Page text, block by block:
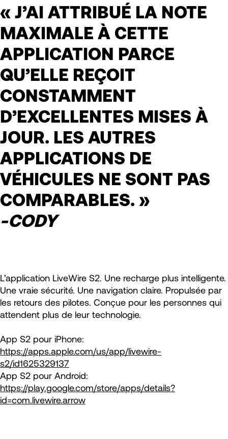
« J’AI ATTRIBUÉ LA NOTE
MAXIMALE À CETTE
APPLICATION PARCE
QU’ELLE REÇOIT
CONSTAMMENT
D’EXCELLENTES MISES À
JOUR. LES AUTRES
APPLICATIONS DE
VÉHICULES NE SONT PAS
COMPARABLES. »
-CODY
L’application LiveWire S2. Une recharge plus intelligente.
Une vraie sécurité. Une navigation claire. Propulsée par
les retours des pilotes. Conçue pour les personnes qui
attendent plus de leur technologie.
App S2 pour iPhone:
https://apps.apple.com/us/app/livewire-
s2/id1625329137
App S2 pour Android:
https://play.google.com/store/apps/details?
id=com.livewire.arrow